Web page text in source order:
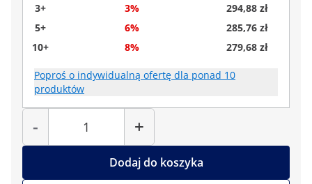
3+
3%
294,88 zł
5+
6%
285,76 zł
10+
8% 279,68 zł
Poproś o indywidualną ofertę dla ponad 10
produktów
-
Liczba
+
Dodaj do koszyka